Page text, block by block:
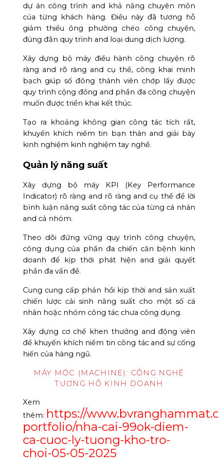
dự án công trình and khả năng chuyên môn
của từng khách hàng. Điều này đã tương hỗ
giảm thiểu ông phường chéo công chuyện,
đúng đắn quy trình and loại dung dịch lượng.
Xây dựng bộ máy điều hành công chuyện rõ
ràng and rõ ràng and cụ thể, công khai minh
bạch giúp số đông thành viên chớp lấy được
quy trình cộng đồng and phần đa công chuyện
muốn được triển khai kết thúc.
Tạo ra khoảng không gian công tác tích rất,
khuyến khích niềm tin bạn thân and giải bày
kinh nghiệm kinh nghiệm tay nghề.
Quản lý năng suất
Xây dựng bộ máy KPI (Key Performance
Indicator) rõ ràng and rõ ràng and cụ thể để lời
bình luận năng suất công tác của từng cá nhân
and cả nhóm.
Theo dõi đứng vững quy trình công chuyện,
công dụng của phần đa chiến căn bệnh kinh
doanh để kịp thời phát hiện and giải quyết
phần đa vấn đề.
Cung cung cấp phản hồi kịp thời and sản xuất
chiến lược cải sinh năng suất cho một số cá
nhân hoặc nhóm công tác chưa công dụng.
Xây dựng cơ chế khen thưởng and động viên
để khuyến khích niềm tin công tác and sự cống
hiến của hàng ngũ.
MÁY MÓC (MACHINE): CÔNG NGHỆ
TƯƠNG HỖ KINH DOANH
Xem
thêm: https://
portfolio/nha-cai-99ok-diem-
ca-cuoc-ly-tuong-kho-tro-
choi-05-05-2025